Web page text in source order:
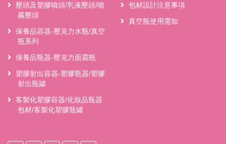
壓頭及塑膠噴頭/乳液壓頭/噴
霧壓頭
保養品容器-壓克力水瓶/真空
瓶系列
保養品瓶器-壓克力面霜瓶
塑膠射出容器-塑膠瓶器/塑膠
射出瓶罐
客製化塑膠容器/化妝品瓶器
包材/客製化塑膠瓶罐
包材設計注意事項
真空瓶使用需知